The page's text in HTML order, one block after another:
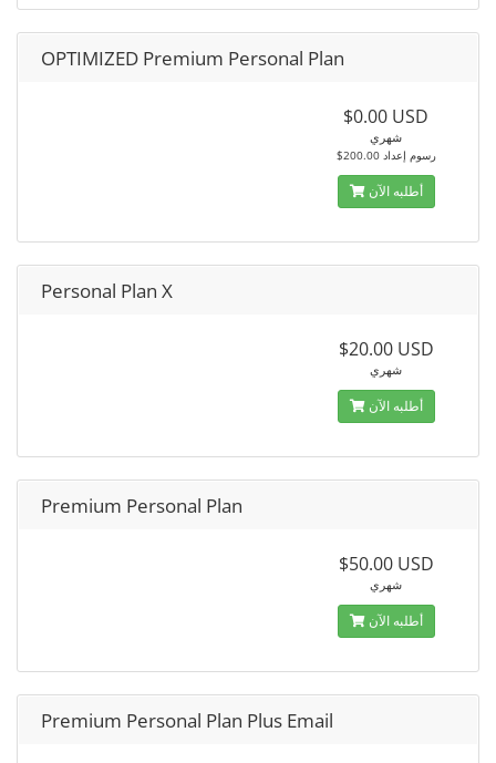
OPTIMIZED Premium Personal Plan
$0.00 USD
شهري
$200.00 رسوم إعداد
أطلبه الآن
Personal Plan X
$20.00 USD
شهري
أطلبه الآن
Premium Personal Plan
$50.00 USD
شهري
أطلبه الآن
Premium Personal Plan Plus Email